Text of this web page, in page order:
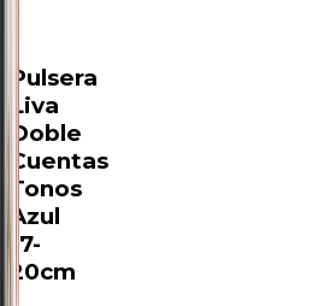
Pulsera
Liva
Doble
Cuentas
Tonos
Azul
17-
20cm